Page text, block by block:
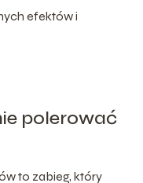
efektów i
polerować
to zabieg, który